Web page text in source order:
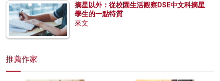
摘星以外：從校園生活觀察DSE中文科摘星
學生的一點特質
來文
推薦作家